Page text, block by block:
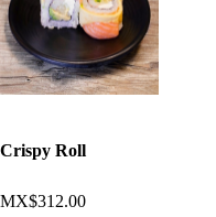
Crispy Roll
MX$312.00